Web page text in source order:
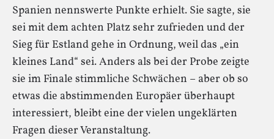
Spanien nennswerte Punkte erhielt. Sie sagte, sie
sei mit dem achten Platz sehr zufrieden und der
Sieg für Estland gehe in Ordnung, weil das „ein
kleines Land“ sei. Anders als bei der Probe zeigte
sie im Finale stimmliche Schwächen – aber ob so
etwas die abstimmenden Europäer überhaupt
interessiert, bleibt eine der vielen ungeklärten
Fragen dieser Veranstaltung.